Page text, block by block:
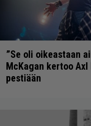
”Se oli oikeastaan
McKagan kertoo Axl
pestiään